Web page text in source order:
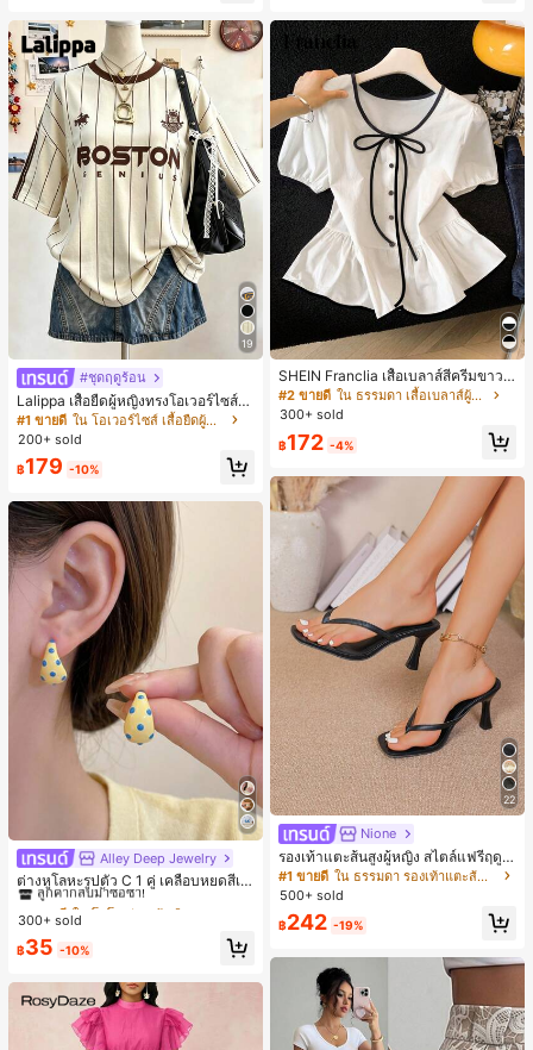
19
#ชุดฤดูร้อน
Lalippa เสื้อยืดผู้หญิงทรงโอเวอร์ไซส์ค
วามยาวกลาง คอกลม ไหล่ตก ลายพิมพ์
ตัวอักษรและลายทางแนวตั้ง สไตล์แฟชั่
นมินิมอล ของขวัญให้เพื่อน
#1 ขายดี
ใน โอเวอร์ไซส์ เสื้อยืดผู้หญิง
200+ sold
฿179 -10%
Alley Deep Jewelry
ต่างหูโลหะรูปตัว C 1 คู่ เคลือบหยดสีเห
ลือง ลายจุดสีน้ำเงิน สไตล์ยุโรปและอเม
ริกัน แฟชั่นส่วนตัว หวานและสง่างาม
สำหรับผู้หญิงและเด็กหญิง สำหรับการเ
ดินทาง งานแต่งงาน ปาร์ตี้ วันเกิด ของ
#1 ขายดี ใน โบโฮ ต่างหูผู้หญิง
ลูกค้ากลับมาซื้อซ้ำ!
เกือบหมดแล้ว!
#1 ขายดี ใน โบโฮ ต่างหูผู้หญิง
ลูกค้ากลับมาซื้อซ้ำ!
เกือบหมดแล้ว!
#1 ขายดี ใน โบโฮ ต่างหูผู้หญิง
ลูกค้ากลับมาซื้อซ้ำ!
เกือบหมดแล้ว!
#1 ขายดี
ใน โบโฮ ต่างหูผู้หญิง
เกือบหมดแล้ว!
300+ sold
฿35 -10%
SHEIN Franclia เสื้อเบลาส์สีครีมขาวนุ่
มนวล เอวรูด, แต่งขอบตัดกัน + โบว์ผูก,
แขนพอง จับคู่กับกระโปรงชายระบาย,
กวัน
#2 ขายดี
ใน ธรรมดา เสื้อเบลาส์ผู้หญิง
300+ sold
฿172 -4%
22
Nione
รองเท้าแตะส้นสูงผู้หญิง สไตล์แฟรี่ฤดูร้
อน ส้นบาง แบบคีบ แต่งสายคาดผม รอ
งเท้าแตะชายหาดสำหรับเที่ยวพักผ่อน
แฟชั่นสายไขว้ สำหรับเดทไนท์
#1 ขายดี
ใน ธรรมดา รองเท้าแตะส้นสูงผู้หญิง
500+ sold
฿242 -19%